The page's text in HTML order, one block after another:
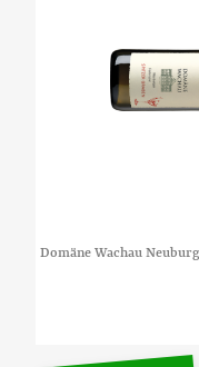
Domäne Wachau